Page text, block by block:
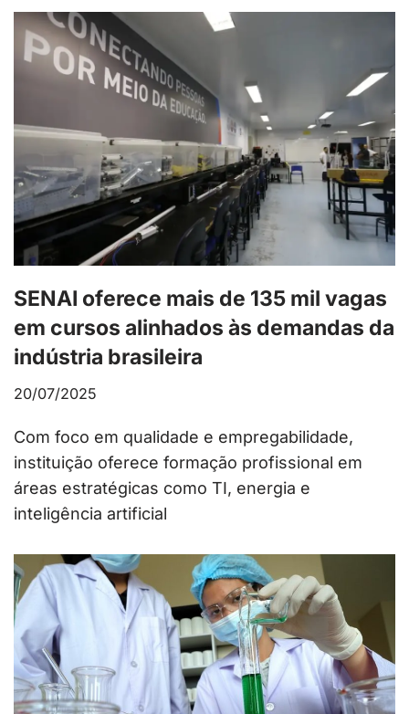
SENAI oferece mais de 135 mil vagas
em cursos alinhados às demandas da
indústria brasileira
20/07/2025
Com foco em qualidade e empregabilidade,
instituição oferece formação profissional em
áreas estratégicas como TI, energia e
inteligência artificial